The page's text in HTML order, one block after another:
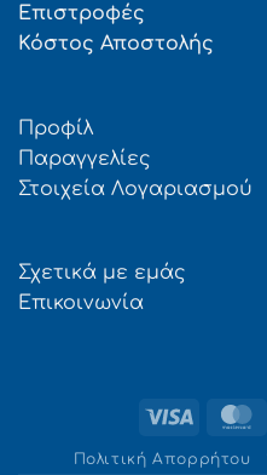
Επιστροφές
Κόστος Αποστολής
Προφίλ
Παραγγελίες
Στοιχεία Λογαριασμού
Σχετικά με εμάς
Επικοινωνία
Visa
Πολιτική Απορρήτου